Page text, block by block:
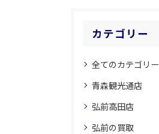
カテゴリー
全てのカテゴリー
青森観光通店
弘前高田店
弘前の買取